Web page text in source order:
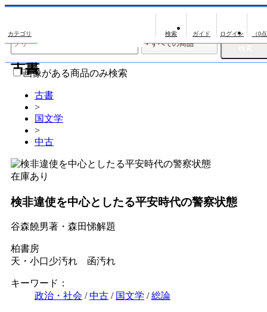
（0
出版物
影印資料
単行本◆文学
単行本◆歴史
単行本◆書誌
単行本◆美術
Ｗｅｂ版
古書
画像がある商品のみ検索
古書
古書
>
国文学
>
中古
在庫あり
検非違使を中心としたる平安時代の警察状態
谷森饒男著・森田悌解題
柏書房
天・小口少汚れ 函汚れ
キーワード：
政治・社会 /中古 / 国文学 /総論